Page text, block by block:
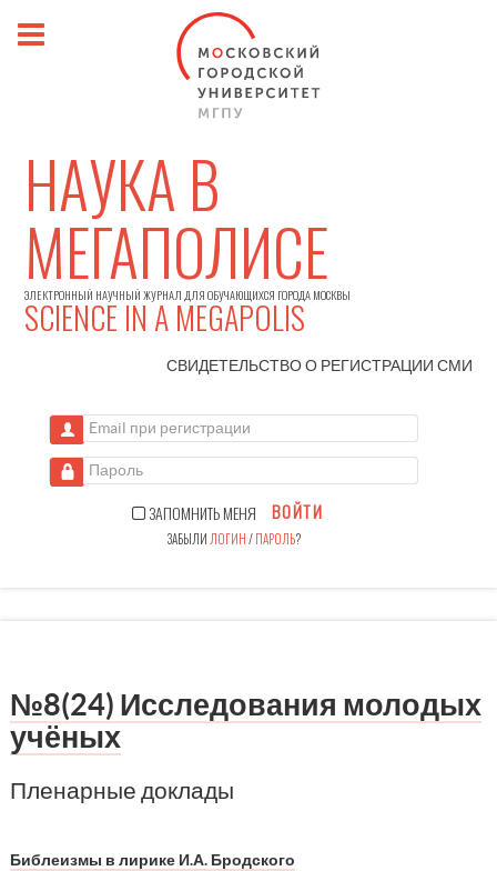
НАУКА В
МЕГАПОЛИСЕ
ЭЛЕКТРОННЫЙ НАУЧНЫЙ ЖУРНАЛ ДЛЯ ОБУЧАЮЩИХСЯ ГОРОДА МОСКВЫ
SCIENCE IN A MEGAPOLIS
СВИДЕТЕЛЬСТВО О РЕГИСТРАЦИИСМИ
Email при регистрации
Пароль
ЗАПОМНИТЬ МЕНЯ ВОЙТИ
ЗАБЫЛИ ЛОГИН/ПАРОЛЬ?
№8(24) Исследования молодых
учёных
Пленарные доклады
Библеизмы в лирике И.А. Бродского